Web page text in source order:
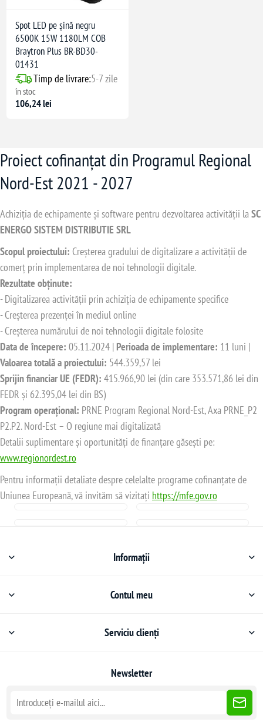
Spot LED pe șină negru
6500K 15W 1180LM COB
Braytron Plus BR-BD30-
01431
Timp de livrare:5-7 zile
în stoc
106,24 lei
Proiect cofinanțat din Programul Regional
Nord-Est 2021 - 2027
Achiziția de echipamente și software pentru dezvoltarea activității laSC
ENERGO SISTEM DISTRIBUTIE SRL
Scopul proiectului: Creșterea gradului de digitalizare a activității de
comerț prin implementarea de noi tehnologii digitale.
Rezultate obținute:
- Digitalizarea activității prin achiziția de echipamente specifice
- Creșterea prezenței în mediul online
- Creșterea numărului de noi tehnologii digitale folosite
Data de începere: 05.11.2024 | Perioada de implementare: 11 luni |
Valoarea totală a proiectului: 544.359,57 lei
Sprijin financiar UE (FEDR): 415.966,90 lei (din care 353.571,86 lei din
FEDR și 62.395,04 lei din BS)
Program operațional: PRNE Program Regional Nord-Est, Axa PRNE_P2
P2.P2. Nord-Est – O regiune mai digitalizată
Detalii suplimentare și oportunități de finanțare găsești pe:
www.regionordest.ro
Pentru informații detaliate despre celelalte programe cofinanțate de
Uniunea Europeană, vă invităm să vizitați https://mfe.gov.ro
Informații
Contul meu
Serviciu clienți
Newsletter